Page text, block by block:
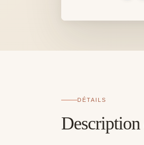
DÉTAILS
Description